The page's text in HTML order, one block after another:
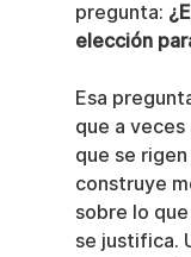
pregunta:
elección
Esa
que a
que se
construye
sobre lo
se justifica.